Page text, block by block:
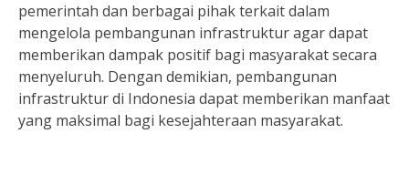
pemerintah dan berbagai pihak terkait dalam
mengelola pembangunan infrastruktur agar dapat
memberikan dampak positif bagi masyarakat secara
menyeluruh. Dengan demikian, pembangunan
infrastruktur di Indonesia dapat memberikan manfaat
yang maksimal bagi kesejahteraan masyarakat.